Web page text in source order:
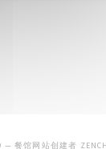
— 餐馆网站创建者